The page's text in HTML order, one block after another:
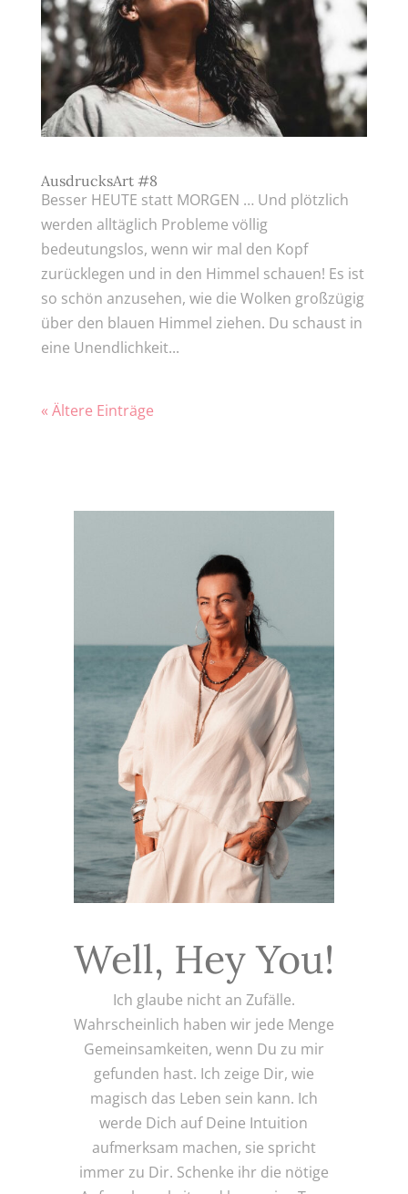
AusdrucksArt #8
Besser HEUTE statt MORGEN … Und plötzlich
werden alltäglich Probleme völlig
bedeutungslos, wenn wir mal den Kopf
zurücklegen und in den Himmel schauen! Es ist
so schön anzusehen, wie die Wolken großzügig
über den blauen Himmel ziehen. Du schaust in
eine Unendlichkeit...
« Ältere Einträge
Well, Hey You!
Ich glaube nicht an Zufälle.
Wahrscheinlich haben wir jede Menge
Gemeinsamkeiten, wenn Du zu mir
gefunden hast. Ich zeige Dir, wie
magisch das Leben sein kann. Ich
werde Dich auf Deine Intuition
aufmerksam machen, sie spricht
immer zu Dir. Schenke ihr die nötige